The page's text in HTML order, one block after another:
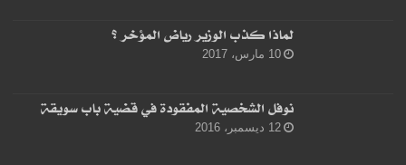
لماذا كذب الوزير رياض المؤخر ؟
10 مارس، 2017
نوفل الشخصية المفقودة في قضية باب سويقة
12 ديسمبر، 2016